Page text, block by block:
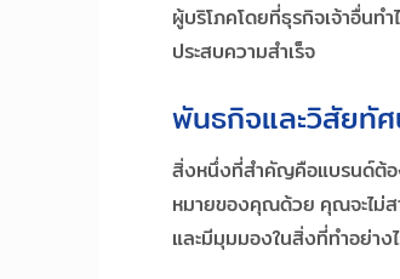
ผู้บริโภคโดยที่ธุรกิจเจ้าอื่น
ประสบความสำเร็จ
พันธกิจและวิสัยทั
สิ่งหนึ่งที่สำคัญคือแบรนด์ต้อ
หมายของคุณด้วย คุณจะไม่ส
และมีมุมมองในสิ่งที่ทำอย่าง